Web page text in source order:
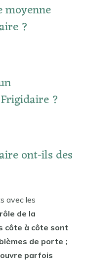
moyenne
?
?
ont-ils des
avec les
de la
côte à côte sont
de porte ;
parfois